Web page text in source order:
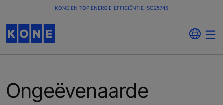
KONE EN TOP ENERGIE-EFFICIËNTIE ISO25745
Ongeëvenaarde